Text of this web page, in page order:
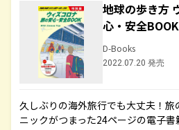
地球の歩き方
心・安全BOOK
D-Books
2022.07.20 発売
久しぶりの海外旅行でも大丈夫！
ニックがつまった24ページの電子書